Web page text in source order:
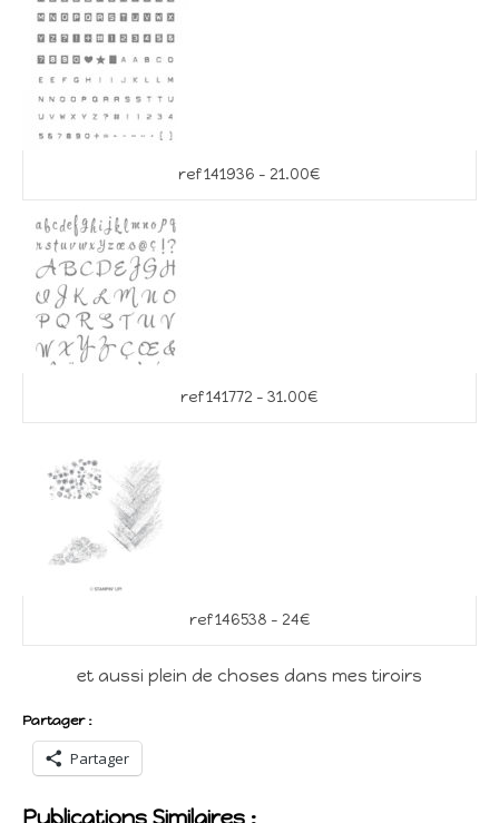
ref 141936 – 21.00€
ref 141772 – 31.00€
ref 146538 – 24€
et aussi plein de choses dans mes tiroirs
Partager :
Partager
Publications Similaires :